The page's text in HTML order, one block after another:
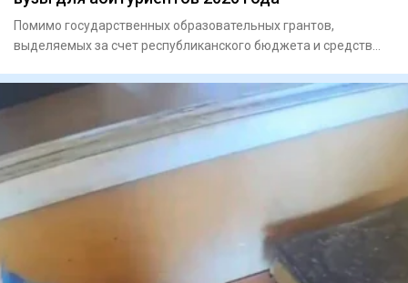
Помимо государственных образовательных грантов,
выделяемых за счет республиканского бюджета и средств